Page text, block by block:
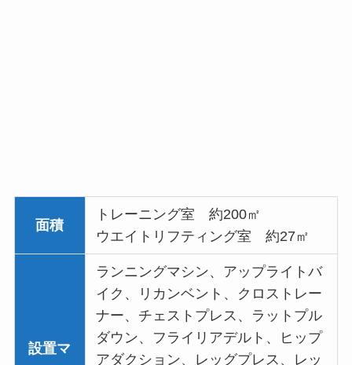
面積
トレーニング室 約200㎡
ウエイトリフティング室 約27㎡
設置マ
ランニングマシン、アップライトバ
イク、リカンベント、クロストレー
ナー、チェストプレス、ラットプル
ダウン、フライリアデルト、ヒップ
アダクション、レッグプレス、レッ